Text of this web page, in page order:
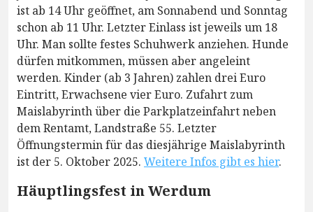
ist ab 14 Uhr geöffnet, am Sonnabend und Sonntag
schon ab 11 Uhr. Letzter Einlass ist jeweils um 18
Uhr. Man sollte festes Schuhwerk anziehen. Hunde
dürfen mitkommen, müssen aber angeleint
werden. Kinder (ab 3 Jahren) zahlen drei Euro
Eintritt, Erwachsene vier Euro. Zufahrt zum
Maislabyrinth über die Parkplatzeinfahrt neben
dem Rentamt, Landstraße 55. Letzter
Öffnungstermin für das diesjährige Maislabyrinth
ist der 5. Oktober 2025. Weitere Infos gibt es hier.
Häuptlingsfest in Werdum